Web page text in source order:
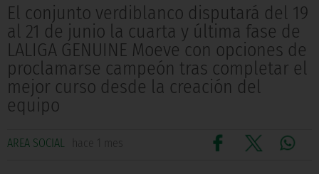
El conjunto verdiblanco disputará del 19
al 21 de junio la cuarta y última fase de
LALIGA GENUINE Moeve con opciones de
proclamarse campeón tras completar el
mejor curso desde la creación del
equipo
AREA SOCIAL hace 1 mes